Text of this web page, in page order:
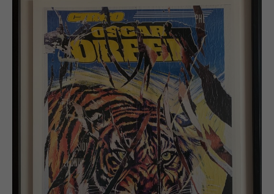
van Mimmo Rotella. Van idool naar spiegelbeeld van
de samenleving met haar ontmenselijking, hetzij (in
de traditie van het Nouveau Réalisme) met een
gezonde dosis humor.
In de jaren 60 werkt Mimmo Rotella samen met
kunstenaars als Yves Klein, Arman, Jean Tinguely, en
Raymond Hains onder de noemer van de Franse
versie van de Pop Art; het Nouveau Réalisme (dat
poëzie maakt met de afvalproducten van de
moderne samenleving). In deze periode komt het
werk van Mimmo Rotella tot zijn volle wasdom. Het
werk van Mimmo Rotella staat aan het begin van een
tijd waarin de mediacultuur een steeds belangrijkere
rol gaat spelen in een samenleving die steeds
vluchtiger wordt. Dit maakt dat zijn kunst een zeer